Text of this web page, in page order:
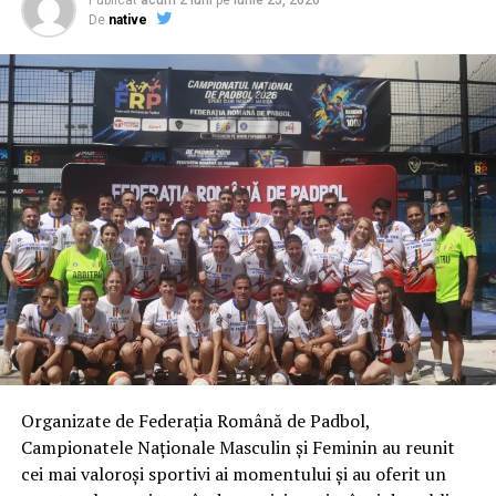
VIDEO
România 1
Olivian Surugiu– Flux Arena Craiova
Victoraș Popescu– Flux Arena Craiova
Mugurel Vrabie– Padbol Giurgiu
România 2
Floris Stănculea– ACS Sportul pentru Viitor
București
Adrian Cătrună– ACS Sportul pentru Viitor
Daniel Matincă – ACS Sportul pentru Viitor
De native
Organizate de Federația Română de Padbol,
Campionatele Naționale Masculin și Feminin au reunit
cei mai valoroși sportivi ai momentului și au oferit un